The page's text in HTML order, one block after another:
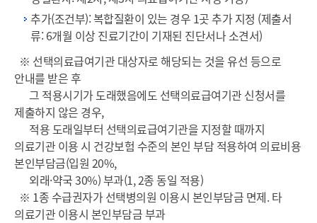
추가(조건부): 복합질환이 있는 경우 1곳 추가 지정 (제출서
류: 6개월 이상 진료기간이 기재된 진단서나 소견서)
※ 선택의료급여기관 대상자로 해당되는 것을 유선 등으로
안내를 받은 후
그 적용시기가 도래했음에도 선택의료급여기관 신청서를
제출하지 않은 경우,
적용 도래일부터 선택의료급여기관을 지정할 때까지
의료기관 이용 시 건강보험 수준의 본인 부담 적용하여 의료비용
본인부담금(입원 20%,
외래·약국 30%) 부과(1, 2종 동일 적용)
※ 1종 수급권자가 선택병의원 이용시 본인부담금 면제. 타
의료기관 이용시 본인부담금 부과